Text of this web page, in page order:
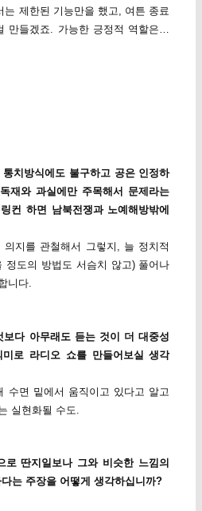
는 제한된 기능만을 했고, 여튼 종료
만들겠죠. 가능한 긍정적 역할은…
치방식에도 불구하고 공은 인정하
재와 과실에만 주목해서 문제라는
컨 하면 남북전쟁과 노예해방밖에
지를 관철해서 그렇지, 늘 정치적
정도의 방법도 서슴치 않고) 풀어나
니다.
보다 아무래도 듣는 것이 더 대중성
로 라디오 쇼를 만들어보실 생각
수면 밑에서 움직이고 있다고 알고
실현화될 수도.
로 딴지일보나 그와 비슷한 느낌의
는 주장을 어떻게 생각하십니까?